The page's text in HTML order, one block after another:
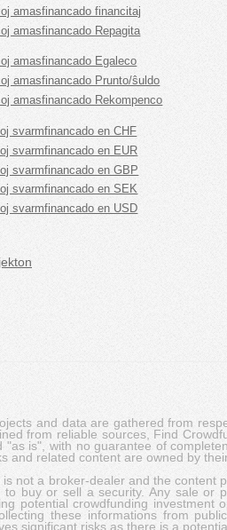
amasfinancado financitaj
amasfinancado Repagita
amasfinancado Egaleco
amasfinancado Prunto/ŝuldo
amasfinancado Rekompenco
svarmfinancado en CHF
svarmfinancado en EUR
svarmfinancado en GBP
svarmfinancado en SEK
svarmfinancado en USD
and data are gathered from
from reliable sources, Find
"as is", with no guarantee of
and related content are owned by
is not a broker-dealer and the content
to buy or sell a security. Any sale or
potential crowdfunding
these informations from
significant risks as there is a